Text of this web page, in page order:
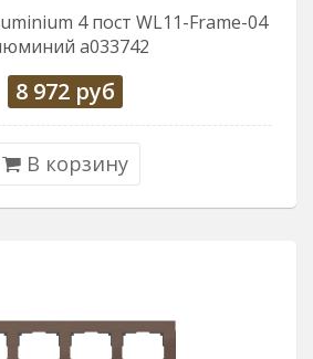
4 пост WL11-Frame-04
a033742
8 972 руб
В корзину